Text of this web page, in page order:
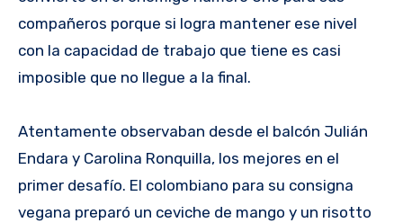
compañeros porque si logra mantener ese nivel
con la capacidad de trabajo que tiene es casi
imposible que no llegue a la final.
Atentamente observaban desde el balcón Julián
Endara y Carolina Ronquilla, los mejores en el
primer desafío. El colombiano para su consigna
vegana preparó un ceviche de mango y un risotto